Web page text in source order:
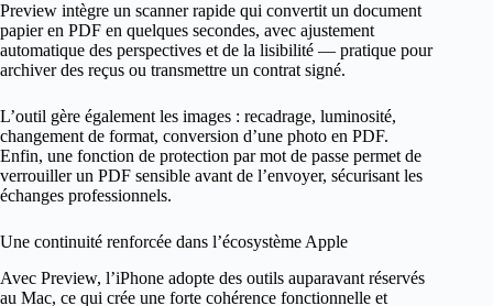
Preview intègre un scanner rapide qui convertit un document
papier en PDF en quelques secondes, avec ajustement
automatique des perspectives et de la lisibilité — pratique pour
archiver des reçus ou transmettre un contrat signé.
L’outil gère également les images : recadrage, luminosité,
changement de format, conversion d’une photo en PDF.
Enfin, une fonction de protection par mot de passe permet de
verrouiller un PDF sensible avant de l’envoyer, sécurisant les
échanges professionnels.
Une continuité renforcée dans l’écosystème Apple
Avec Preview, l’iPhone adopte des outils auparavant réservés
au Mac, ce qui crée une forte cohérence fonctionnelle et